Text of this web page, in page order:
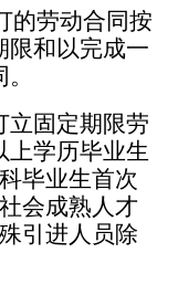
的劳动合同按
限和以完成一
立固定期限劳
上学历毕业生
毕业生首次
会成熟人才
引进人员除